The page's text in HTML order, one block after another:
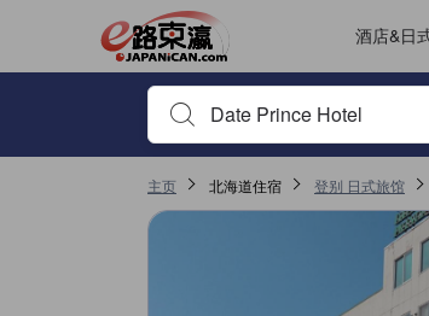
酒店&日
输入住宿名或关键词以搜索，使用箭
主页 北海道住宿 登别 日式旅馆